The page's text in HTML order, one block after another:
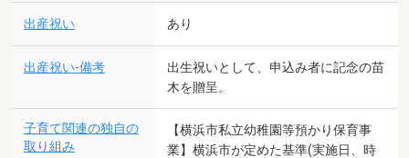
出産祝い あり
出産祝い-備考
出生祝いとして、申込み者に記念の苗
木を贈呈。
子育て関連の独自の
取り組み
【横浜市私立幼稚園等預かり保育事
業】横浜市が定めた基準(実施日、時